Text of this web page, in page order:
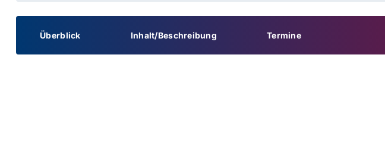
Überblick Inhalt/Beschreibung Termine